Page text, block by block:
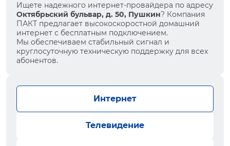
Ищете надежного интернет-провайдера по адресу
Октябрьский бульвар, д. 50, Пушкин? Компания
ПАКТ предлагает высокоскоростной домашний
интернет с бесплатным подключением.
Мы обеспечиваем стабильный сигнал и
круглосуточную техническую поддержку для всех
абонентов.
Интернет
Телевидение